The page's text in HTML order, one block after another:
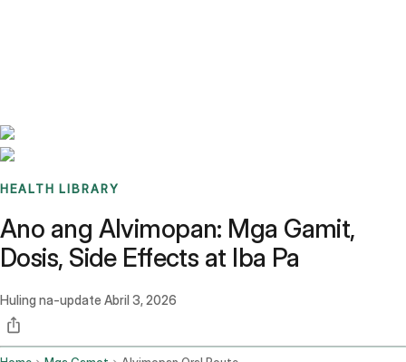
HEALTH LIBRARY
Ano ang Alvimopan: Mga Gamit,
Dosis, Side Effects at Iba Pa
Huling na-update Abril 3, 2026